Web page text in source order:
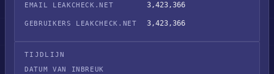
EMAIL LEAKCHECK.NET 3,423,366
GEBRUIKERS LEAKCHECK.NET 3,423,366
TIJDLIJN
DATUM VAN INBREUK